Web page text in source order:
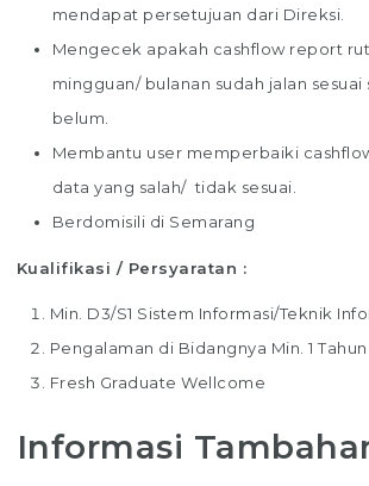
mendapat persetujuan dari Direksi.
Mengecek apakah cashflow report
mingguan/ bulanan sudah jalan
belum.
Membantu user memperbaiki
data yang salah/ tidak sesuai.
Berdomisili di Semarang
Kualifikasi / Persyaratan :
Min. D3/S1 Sistem Informasi/Teknik
Pengalaman di Bidangnya Min. 1 Tahun
Fresh Graduate Wellcome
Informasi